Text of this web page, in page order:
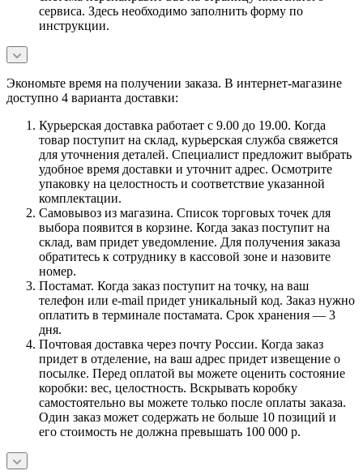
сервиса. Здесь необходимо заполнить форму по
инструкции.
Экономьте время на получении заказа. В интернет-магазине
доступно 4 варианта доставки:
Курьерская доставка работает с 9.00 до 19.00. Когда
товар поступит на склад, курьерская служба свяжется
для уточнения деталей. Специалист предложит выбрать
удобное время доставки и уточнит адрес. Осмотрите
упаковку на целостность и соответствие указанной
комплектации.
Самовывоз из магазина. Список торговых точек для
выбора появится в корзине. Когда заказ поступит на
склад, вам придет уведомление. Для получения заказа
обратитесь к сотруднику в кассовой зоне и назовите
номер.
Постамат. Когда заказ поступит на точку, на ваш
телефон или e-mail придет уникальный код. Заказ нужно
оплатить в терминале постамата. Срок хранения — 3
дня.
Почтовая доставка через почту России. Когда заказ
придет в отделение, на ваш адрес придет извещение о
посылке. Перед оплатой вы можете оценить состояние
коробки: вес, целостность. Вскрывать коробку
самостоятельно вы можете только после оплаты заказа.
Один заказ может содержать не больше 10 позиций и
его стоимость не должна превышать 100 000 р.